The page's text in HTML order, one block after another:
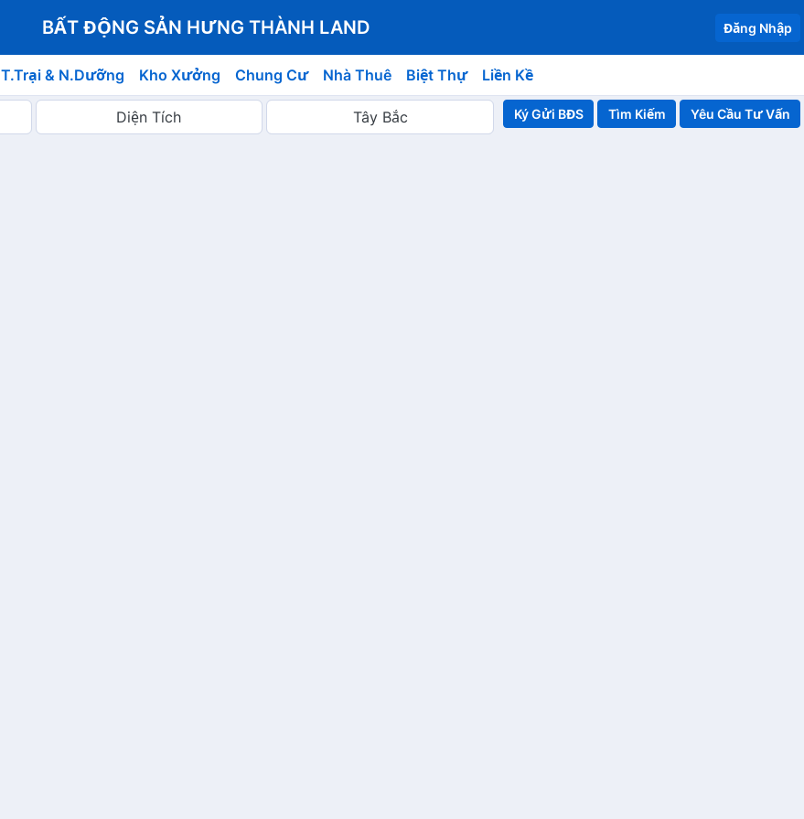
BẤT ĐỘNG SẢN HƯNG THÀNH LAND Đăng Nhập
T.Trại & N.Dưỡng Kho Xưởng Chung Cư Nhà Thuê Biệt Thự Liền Kề
Ký Gửi BĐS Yêu Cầu Tư Vấn